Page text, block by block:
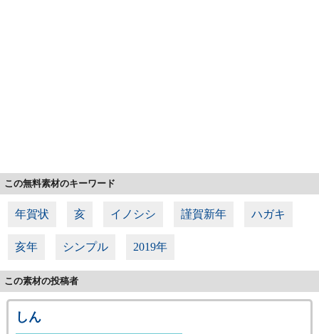
この無料素材のキーワード
年賀状 亥 イノシシ 謹賀新年 ハガキ
亥年 シンプル 2019年
この素材の投稿者
しん